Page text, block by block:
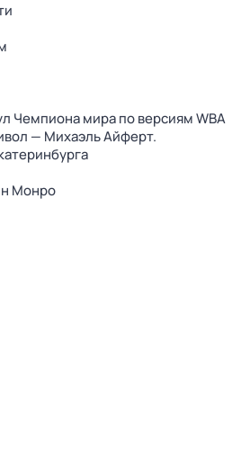
Чемпиона мира по версиям WBA
— Михаэль Айферт.
Монро